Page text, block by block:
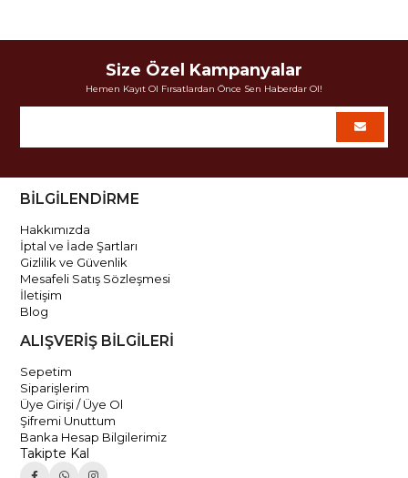
Size Özel Kampanyalar
Hemen Kayıt Ol Fırsatlardan Önce Sen Haberdar Ol!
BİLGİLENDİRME
Hakkımızda
İptal ve İade Şartları
Gizlilik ve Güvenlik
Mesafeli Satış Sözleşmesi
İletişim
Blog
ALIŞVERİŞ BİLGİLERİ
Sepetim
Siparişlerim
Üye Girişi / Üye Ol
Şifremi Unuttum
Banka Hesap Bilgilerimiz
Takipte Kal